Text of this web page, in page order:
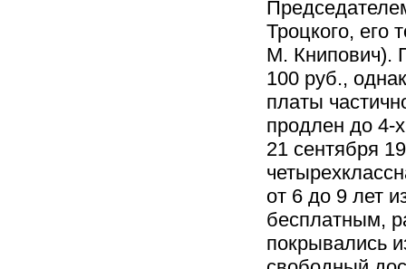
Троцкого, его
М. Книпович).
100 руб.,
платы
продлен до 4-
21 сентября
от 6 до 9 лет
бесплатным,
покрывались